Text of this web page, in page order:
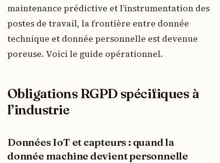
maintenance prédictive et l’instrumentation des
postes de travail, la frontière entre donnée
technique et donnée personnelle est devenue
poreuse. Voici le guide opérationnel.
Obligations RGPD spécifiques à
l’industrie
Données IoT et capteurs : quand la
donnée machine devient personnelle